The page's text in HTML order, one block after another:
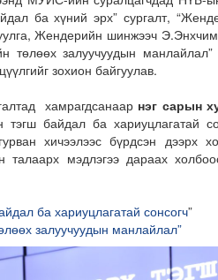
ба хүний эрх” сургалт,
Жендерийн шинжээч
төлөөх залуучуудын
зохион байгуулав.
хамрагдсанаар нэг сарын
байдал ба хариуцлагатай
хичээлээс бүрдсэн дээрх
талаарх мэдлэгээ дараах
ба хариуцлагатай сонсогч”
залуучуудын манлайлал”